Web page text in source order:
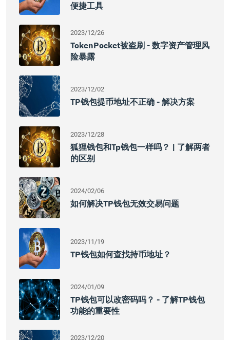
便捷工具
2023/12/26
TokenPocket被盗刷 - 数字资产管理风
险暴露
2023/12/02
TP钱包提币地址不正确 - 解决方案
2023/12/28
狐狸钱包和tp钱包一样吗？ | 了解两者
的区别
2024/02/06
如何解决TP钱包无效交易问题
2023/11/19
TP钱包如何查找持币地址？
2024/01/09
TP钱包可以改密码吗？ - 了解TP钱包
功能的重要性
2023/12/20